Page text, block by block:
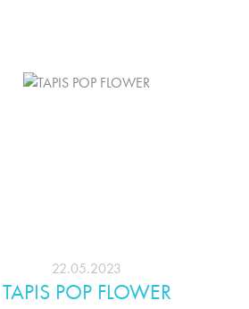
22.05.2023
TAPIS POP FLOWER